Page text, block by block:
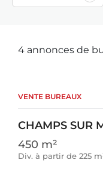
4 annonces de
VENTE BUREAUX
CHAMPS SUR
450 m²
Div. à partir de 225